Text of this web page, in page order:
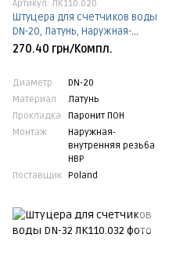
Артикул: ЛК110.020
Штуцера для счетчиков воды
DN-20, Латунь, Наружная-
внутренняя резьба НВР, DN-20,
270.40 грн/Компл.
Диаметр
DN-20
Материал
Латунь
Прокладка
Паронит ПОН
Монтаж
Наружная-
внутренняя резьба
НВР
Поставщик Poland